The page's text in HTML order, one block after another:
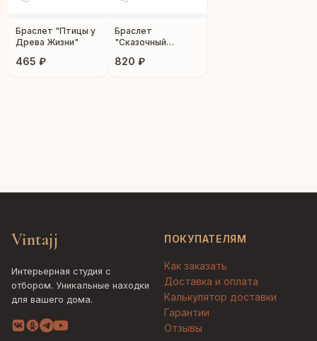
Браслет "Птицы у
Древа Жизни"
465 ₽
Браслет
"Сказочный
820 ₽
Vintajj
Интерьерная студия с
отбором. Уникальные находки
для вашего дома.
ПОКУПАТЕЛЯМ
Как заказать
Доставка и оплата
Калькулятор доставки
Гарантии
Отзывы